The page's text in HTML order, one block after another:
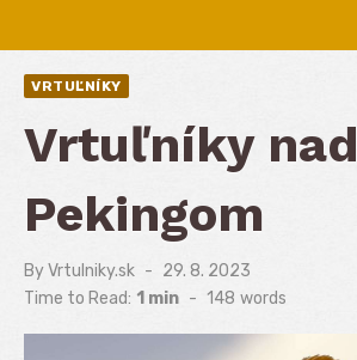
VRTUĽNÍKY
Vrtuľníky nad
Pekingom
ByVrtulniky.sk
Posted
on
29. 8. 2023
Time to Read: 1 min - 148 words